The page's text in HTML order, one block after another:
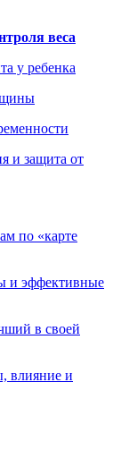
веса
у ребенка
и защита от
по «карте
и эффективные
в своей
влияние и